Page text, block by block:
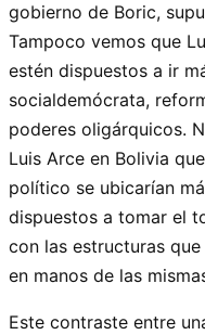
gobierno de Boric,
Tampoco vemos que
estén dispuestos a ir
socialdemócrata,
poderes oligárquicos.
Luis Arce en Bolivia
político se ubicarían
dispuestos a tomar el
con las estructuras
en manos de las
Este contraste entre